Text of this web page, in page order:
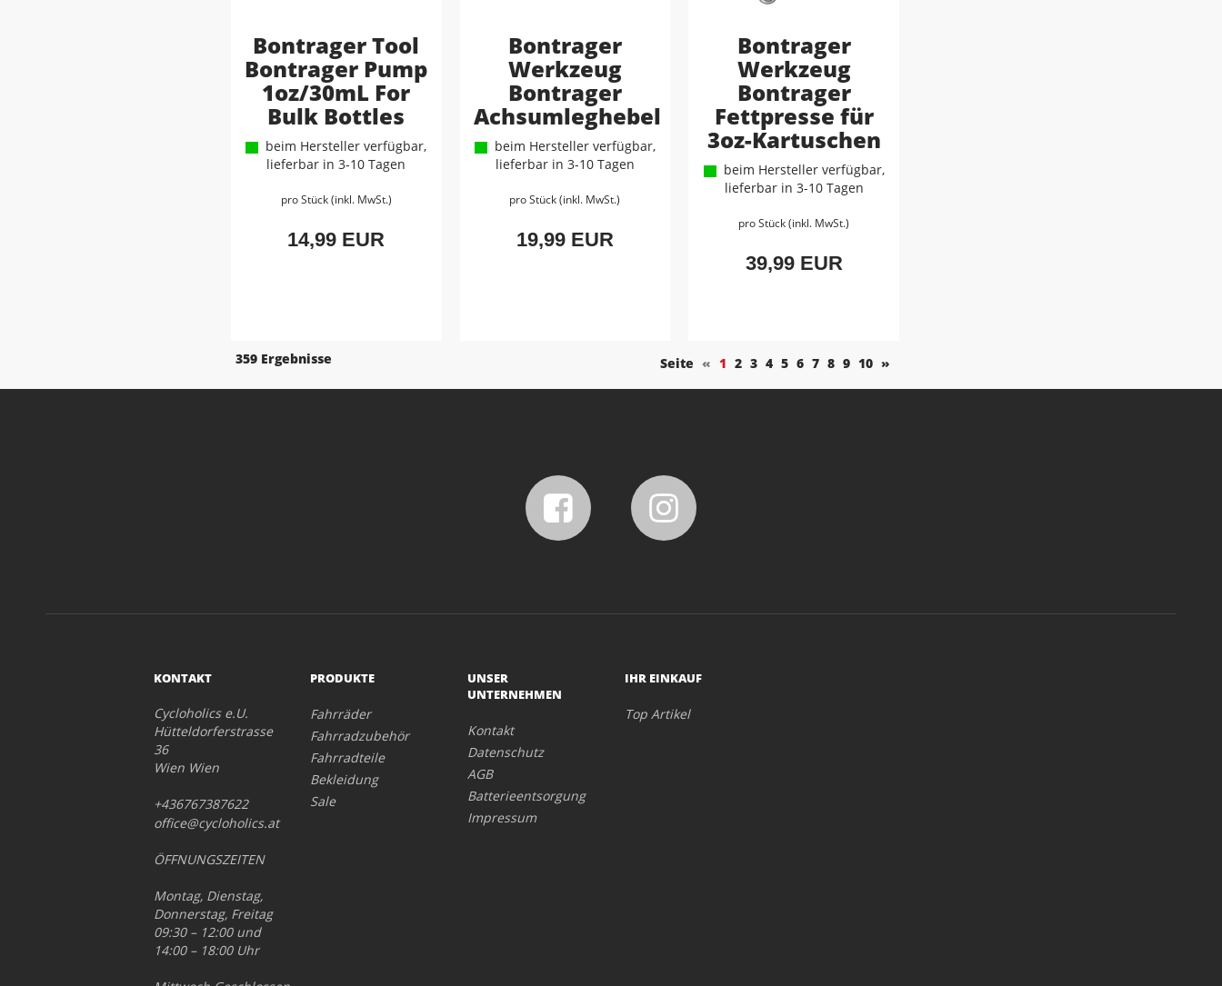
Bontrager Tool
Bontrager Pump
1oz/30mL For
Bulk Bottles
beim Hersteller verfügbar,
lieferbar in 3-10 Tagen
pro Stück (inkl. MwSt.)
14,99 EUR
Bontrager
Werkzeug
Bontrager
Achsumleghebel
beim Hersteller verfügbar,
lieferbar in 3-10 Tagen
pro Stück (inkl. MwSt.)
19,99 EUR
Bontrager
Werkzeug
Bontrager
Fettpresse für
3oz-Kartuschen
beim Hersteller verfügbar,
lieferbar in 3-10 Tagen
pro Stück (inkl. MwSt.)
39,99 EUR
Seite « 1 2 3 4 5 6 7 8 9 10 »
359 Ergebnisse
KONTAKT
Cycloholics e.U.
Hütteldorferstrasse
36
Wien Wien
+436767387622
office@cycloholics.at
ÖFFNUNGSZEITEN
Montag, Dienstag,
Donnerstag, Freitag
09:30 – 12:00 und
14:00 – 18:00 Uhr
PRODUKTE
Fahrräder
Fahrradzubehör
Fahrradteile
Bekleidung
Sale
UNSER
UNTERNEHMEN
Kontakt
Datenschutz
AGB
Batterieentsorgung
Impressum
IHR EINKAUF
Top Artikel